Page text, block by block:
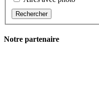
Rechercher
Notre partenaire